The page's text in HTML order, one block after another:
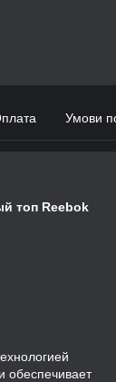
Умови
топ Reebok
обеспечивает